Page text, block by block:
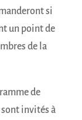
si
un point de
de la
de
invités à